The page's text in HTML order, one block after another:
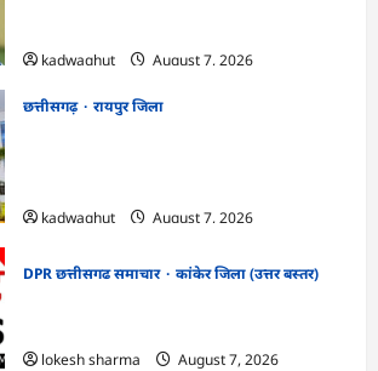
kadwaghut
August 7, 2026
छत्तीसगढ़
रायपुर जिला
kadwaghut
August 7, 2026
DPR छत्तीसगढ समाचार
कांकेर जिला (उत्तर बस्तर)
lokesh sharma
August 7, 2026